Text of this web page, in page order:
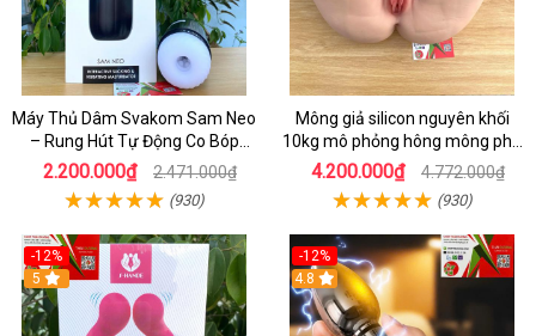
Máy Thủ Dâm Svakom Sam Neo
– Rung Hút Tự Động Co Bóp
Mạnh Mẽ Điều Khiển Từ Xa Qua
App Hiện Đại
2.200.000₫ 2.471.000₫
(930)
Mông giả silicon nguyên khối
10kg mô phỏng hông mông phụ
nữ siêu thật có âm đạo và hậu
môn - shopthaiduong.com
4.200.000₫ 4.772.000₫
(930)
-12%
5
-12%
4.8